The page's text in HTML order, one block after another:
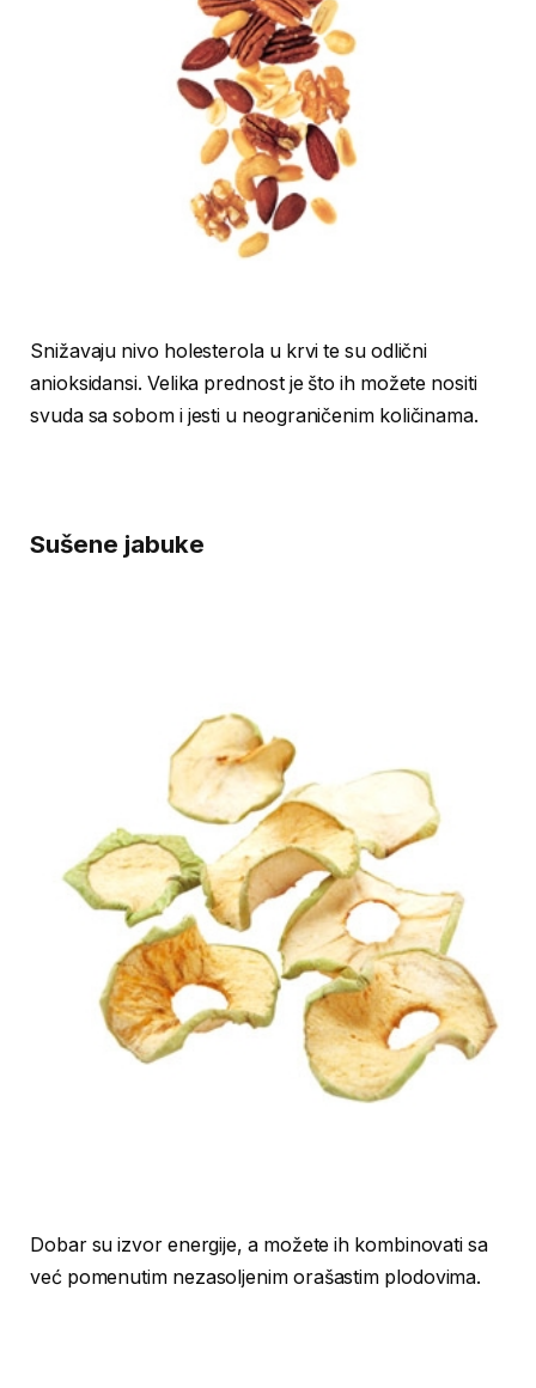
Snižavaju nivo holesterola u krvi te su odlični
anioksidansi. Velika prednost je što ih možete nositi
svuda sa sobom i jesti u neograničenim količinama.
Sušene jabuke
Dobar su izvor energije, a možete ih kombinovati sa
već pomenutim nezasoljenim orašastim plodovima.